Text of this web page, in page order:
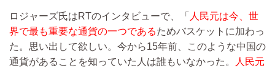
ロジャーズ氏はRTのインタビューで、「 人民元は今、世
界で最も重要な通貨の一つであるためバスケットに加わっ
た。思い出して欲しい。今から15年前、このような中国の
通貨があることを知っていた人は誰もいなかった。
人民元